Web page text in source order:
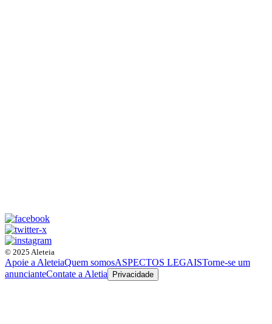
© 2025 Aleteia
Apoie a AleteiaQuem somosASPECTOS LEGAISTorne-se um
anuncianteContate a Aletia Privacidade